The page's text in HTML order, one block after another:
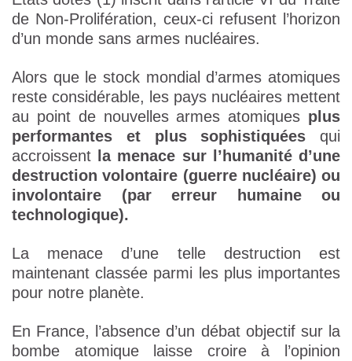
de Non-Prolifération, ceux-ci refusent l’horizon
d’un monde sans armes nucléaires.
Alors que le stock mondial d’armes atomiques
reste considérable, les pays nucléaires mettent
au point de nouvelles armes atomiques plus
performantes et plus sophistiquées qui
accroissent
la menace sur l’humanité d’une
destruction volontaire (guerre nucléaire) ou
involontaire (par erreur humaine ou
technologique).
La menace d’une telle destruction est
maintenant classée parmi les plus importantes
pour notre planète.
En France, l’absence d’un débat objectif sur la
bombe atomique laisse croire à l’opinion